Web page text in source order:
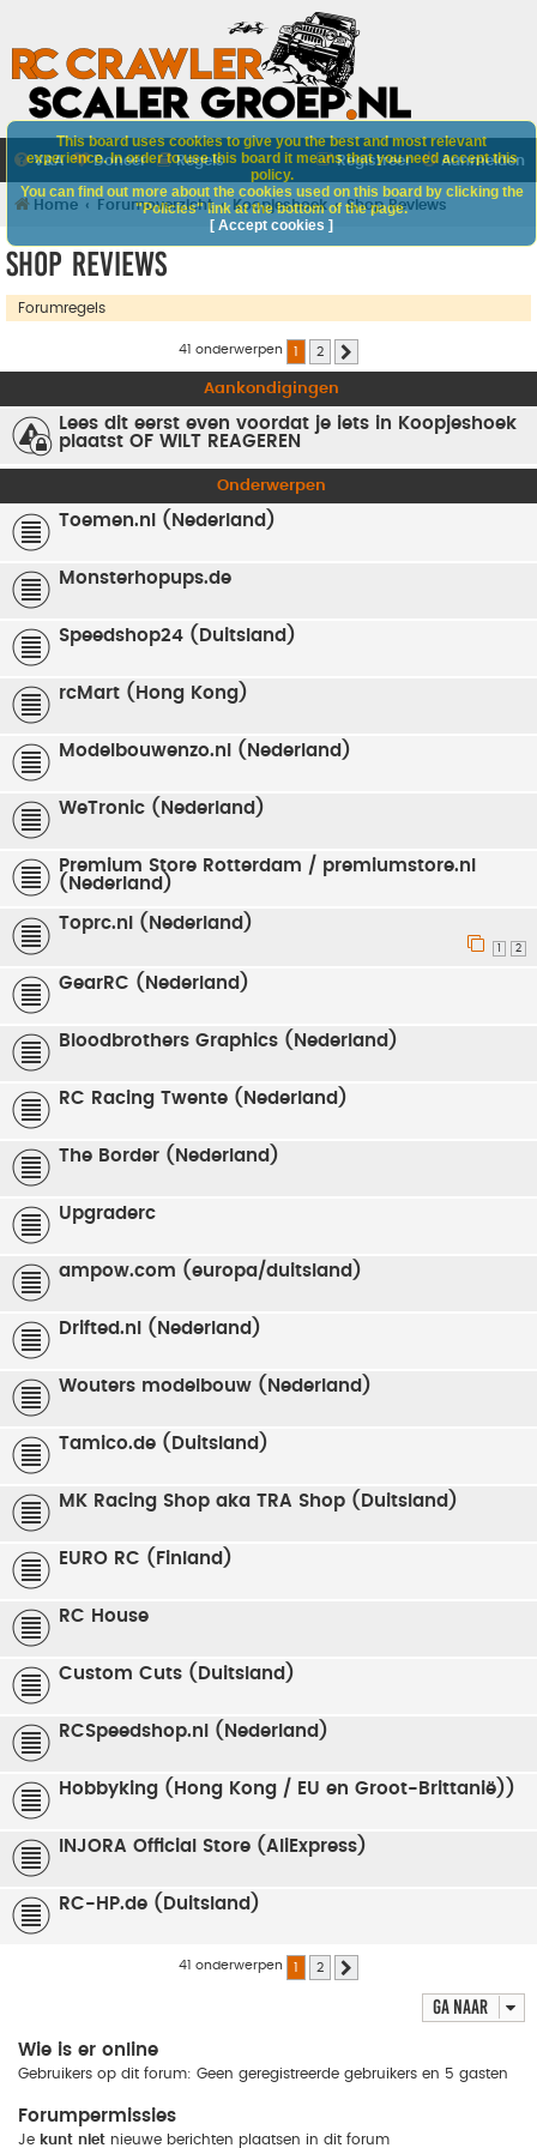
V&A Doneer Regels Aanmelden
Registreer
Home Forumoverzicht Koopjeshoek Shop Reviews
Shop Reviews
Forumregels
41 onderwerpen 1 2
Aankondigingen
Lees dit eerst even voordat je iets in Koopjeshoek
plaatst OF WILT REAGEREN
Onderwerpen
Toemen.nl (Nederland)
Monsterhopups.de
Speedshop24 (Duitsland)
rcMart (Hong Kong)
Modelbouwenzo.nl (Nederland)
WeTronic (Nederland)
Premium Store Rotterdam / premiumstore.nl
(Nederland)
Toprc.nl (Nederland)
1 2
GearRC (Nederland)
Bloodbrothers Graphics (Nederland)
RC Racing Twente (Nederland)
The Border (Nederland)
Upgraderc
ampow.com (europa/duitsland)
Drifted.nl (Nederland)
Wouters modelbouw (Nederland)
Tamico.de (Duitsland)
MK Racing Shop aka TRA Shop (Duitsland)
EURO RC (Finland)
RC House
Custom Cuts (Duitsland)
RCSpeedshop.nl (Nederland)
Hobbyking (Hong Kong / EU en Groot-Brittanië))
INJORA Official Store (AliExpress)
RC-HP.de (Duitsland)
41 onderwerpen 1 2
Ga naar
Wie is er online
Gebruikers op dit forum: Geen geregistreerde gebruikers en 5 gasten
Forumpermissies
Je kunt niet nieuwe berichten plaatsen in dit forum
This board uses cookies to give you the best and most relevant
experience. In order to use this board it means that you need accept this
policy.
You can find out more about the cookies used on this board by clicking the
"Policies" link at the bottom of the page.
[ Accept cookies ]